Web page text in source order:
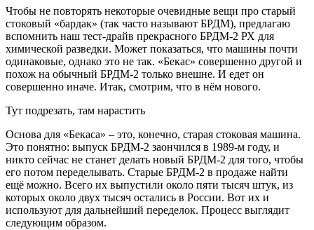
Чтобы не повторять некоторые очевидные вещи про старый
стоковый «бардак» (так часто называют БРДМ), предлагаю
вспомнить наш тест-драйв прекрасного БРДМ-2 РХ для
химической разведки. Может показаться, что машины почти
одинаковые, однако это не так. «Бекас» совершенно другой и
похож на обычный БРДМ-2 только внешне. И едет он
совершенно иначе. Итак, смотрим, что в нём нового.
Тут подрезать, там нарастить
Основа для «Бекаса» – это, конечно, старая стоковая машина.
Это понятно: выпуск БРДМ-2 заончился в 1989-м году, и
никто сейчас не станет делать новый БРДМ-2 для того, чтобы
его потом переделывать. Старые БРДМ-2 в продаже найти
ещё можно. Всего их выпустили около пяти тысяч штук, из
которых около двух тысяч остались в России. Вот их и
используют для дальнейший переделок. Процесс выглядит
следующим образом.